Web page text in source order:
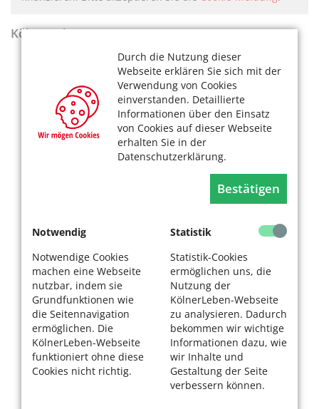
Durch die Nutzung dieser
Webseite erklären Sie sich mit der
Verwendung von Cookies
einverstanden. Detaillierte
Informationen über den Einsatz
von Cookies auf dieser Webseite
erhalten Sie in der
Datenschutzerklärung.
Bestätigen
Notwendig
Notwendige Cookies
machen eine Webseite
nutzbar, indem sie
Grundfunktionen wie
die Seitennavigation
ermöglichen. Die
KölnerLeben-Webseite
funktioniert ohne diese
Cookies nicht richtig.
Statistik
Statistik-Cookies
ermöglichen uns, die
Nutzung der
KölnerLeben-Webseite
zu analysieren. Dadurch
bekommen wir wichtige
Informationen dazu, wie
wir Inhalte und
Gestaltung der Seite
verbessern können.
KölnerLeben Sommer 2026